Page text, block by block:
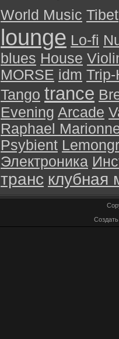
World Music Tibet
lounge Lo-fi
blues House
MORSE idm
Tango trance
Evening Arcade
Raphael
Psybient
Электроника
транс клубная